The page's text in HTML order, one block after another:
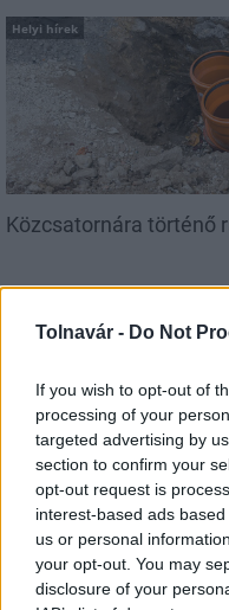
Tolnavár - Do Not
If you wish to opt-out of
processing of your
targeted advertising by
section to confirm your
opt-out request is
interest-based ads
us or personal
your opt-out. You may
disclosure of your
Helyi hírek
Közcsatornára történő
Helyi hírek
Egyhetes balatoni